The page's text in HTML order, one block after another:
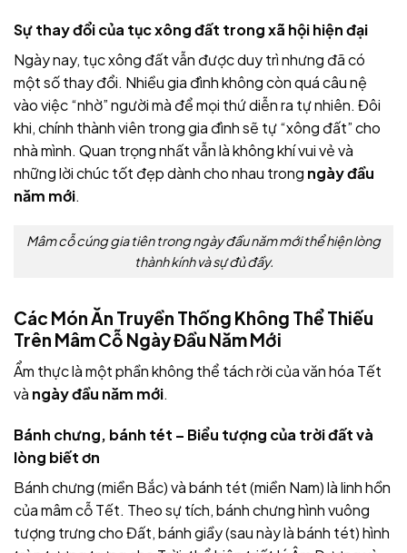
Sự thay đổi của tục xông đất trong xã hội hiện đại
Ngày nay, tục xông đất vẫn được duy trì nhưng đã có
một số thay đổi. Nhiều gia đình không còn quá câu nệ
vào việc “nhờ” người mà để mọi thứ diễn ra tự nhiên. Đôi
khi, chính thành viên trong gia đình sẽ tự “xông đất” cho
nhà mình. Quan trọng nhất vẫn là không khí vui vẻ và
những lời chúc tốt đẹp dành cho nhau trong ngày đầu
năm mới.
Mâm cỗ cúng gia tiên trong ngày đầu năm mới thể hiện lòng
thành kính và sự đủ đầy.
Các Món Ăn Truyền Thống Không Thể Thiếu
Trên Mâm Cỗ Ngày Đầu Năm Mới
Ẩm thực là một phần không thể tách rời của văn hóa Tết
và ngày đầu năm mới.
Bánh chưng, bánh tét – Biểu tượng của trời đất và
lòng biết ơn
Bánh chưng (miền Bắc) và bánh tét (miền Nam) là linh hồn
của mâm cỗ Tết. Theo sự tích, bánh chưng hình vuông
tượng trưng cho Đất, bánh giầy (sau này là bánh tét) hình